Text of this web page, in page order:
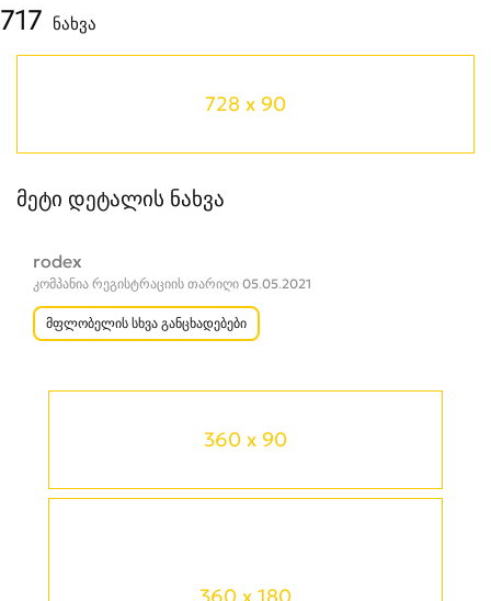
360 x 90
717 ნახვა
728 x 90
მეტი დეტალის ნახვა
rodex
კომპანია რეგისტრაციის თარიღი 05.05.2021
მფლობელის სხვა განცხადებები